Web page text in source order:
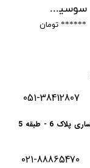
سوسیس فرانکفورتر ماکیماه - Frankfurt sausage
****** تومان
021-88865470
051-38412807
دفتر تهران: خیابان سمیه نرسیده به تقاطع بهار-بن بست خوانساری پلاک 6 - طبقه 5